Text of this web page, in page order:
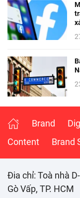
Brand
Content
Brand
Đia chỉ: Toà nhà
Gò Vấp, TP. HCM